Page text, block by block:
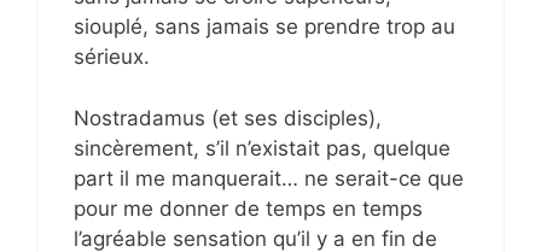
siouplé, sans jamais se prendre trop au
sérieux.
Nostradamus (et ses disciples),
sincèrement, s’il n’existait pas, quelque
part il me manquerait… ne serait-ce que
pour me donner de temps en temps
l’agréable sensation qu’il y a en fin de